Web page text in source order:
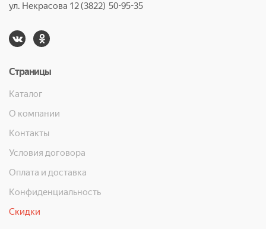
ул. Некрасова 12 (3822) 50-95-35
Страницы
Каталог
О компании
Контакты
Условия договора
Оплата и доставка
Конфиденциальность
Скидки